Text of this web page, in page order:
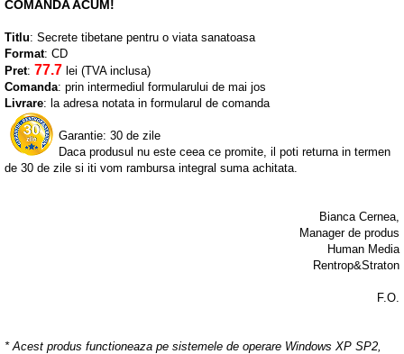
COMANDA ACUM!
Titlu: Secrete tibetane pentru o viata sanatoasa
Format: CD
Pret: 77.7 lei (TVA inclusa)
Comanda: prin intermediul formularului de mai jos
Livrare: la adresa notata in formularul de comanda
Garantie: 30 de zile
Daca produsul nu este ceea ce promite, il poti returna in termen
de 30 de zile si iti vom rambursa integral suma achitata.
Bianca Cernea,
Manager de produs
Human Media
Rentrop&Straton
F.O.
* Acest produs functioneaza pe sistemele de operare Windows XP SP2,